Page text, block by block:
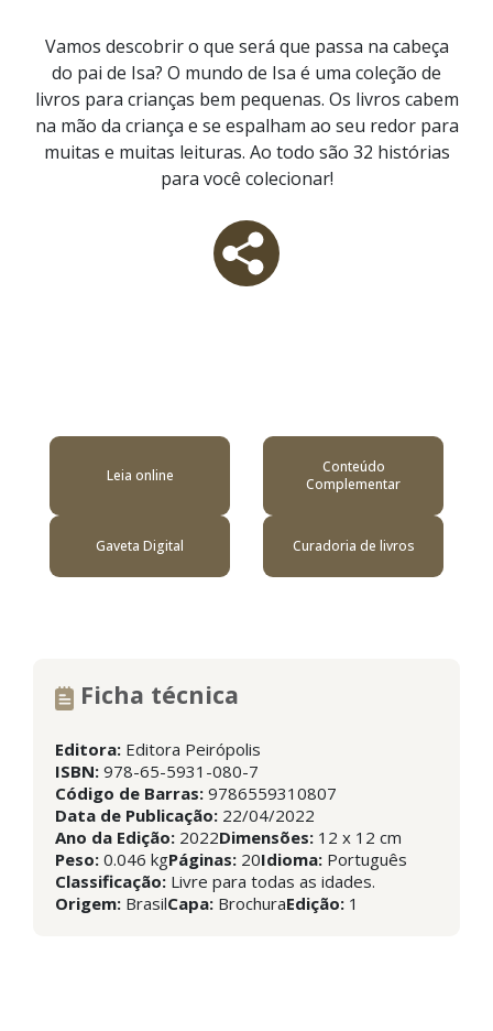
Vamos descobrir o que será que passa na cabeça
do pai de Isa? O mundo de Isa é uma coleção de
livros para crianças bem pequenas. Os livros cabem
na mão da criança e se espalham ao seu redor para
muitas e muitas leituras. Ao todo são 32 histórias
para você colecionar!
Leia online
Conteúdo
Complementar
Gaveta Digital Curadoria de livros
Ficha técnica
Editora: Editora Peirópolis
ISBN: 978-65-5931-080-7
Código de Barras: 9786559310807
Data de Publicação: 22/04/2022
Ano da Edição: 2022Dimensões: 12 x 12 cm
Peso: 0.046 kgPáginas: 20Idioma: Português
Classificação: Livre para todas as idades.
Origem: BrasilCapa: BrochuraEdição: 1